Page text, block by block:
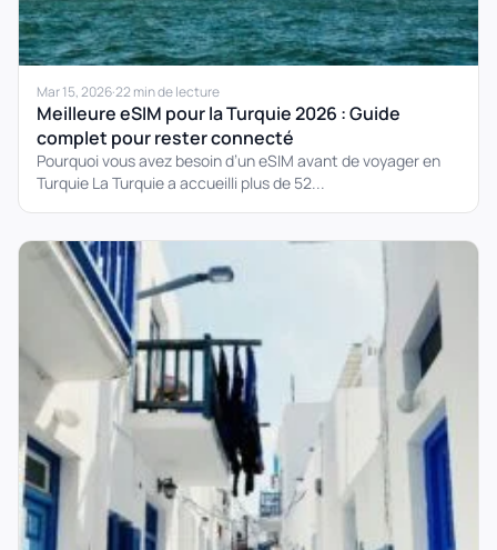
Mar 15, 2026·22 min de lecture
Meilleure eSIM pour la Turquie 2026 : Guide
complet pour rester connecté
Pourquoi vous avez besoin d’un eSIM avant de voyager en
Turquie La Turquie a accueilli plus de 52...